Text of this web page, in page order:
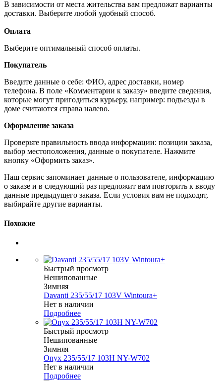
В зависимости от места жительства вам предложат варианты
доставки. Выберите любой удобный способ.
Оплата
Выберите оптимальный способ оплаты.
Покупатель
Введите данные о себе: ФИО, адрес доставки, номер
телефона. В поле «Комментарии к заказу» введите сведения,
которые могут пригодиться курьеру, например: подъезды в
доме считаются справа налево.
Оформление заказа
Проверьте правильность ввода информации: позиции заказа,
выбор местоположения, данные о покупателе. Нажмите
кнопку «Оформить заказ».
Наш сервис запоминает данные о пользователе, информацию
о заказе и в следующий раз предложит вам повторить к вводу
данные предыдущего заказа. Если условия вам не подходят,
выбирайте другие варианты.
Похожие
Быстрый просмотр
Нешипованные
Зимняя
Davanti 235/55/17 103V Wintoura+
Нет в наличии
Подробнее
Быстрый просмотр
Нешипованные
Зимняя
Onyx 235/55/17 103H NY-W702
Нет в наличии
Подробнее